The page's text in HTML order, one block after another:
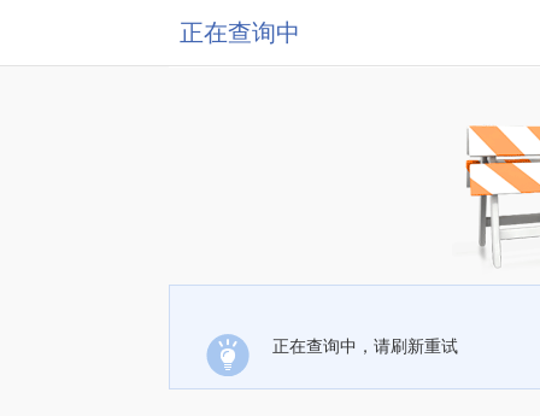
正在查询中
正在查询中，请刷新重试